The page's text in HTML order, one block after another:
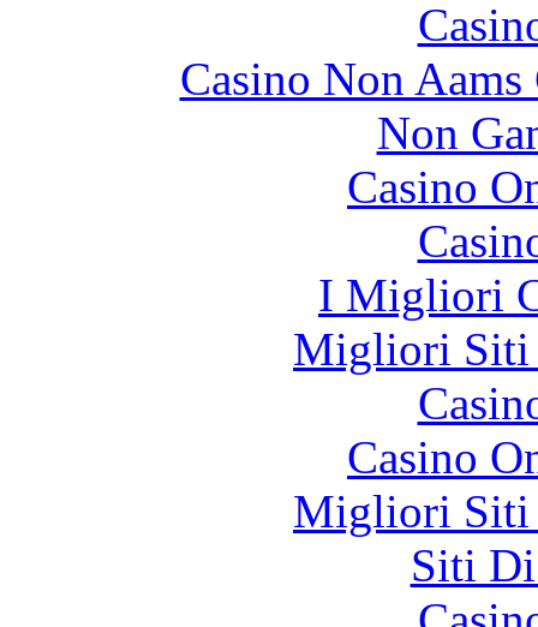
Casino Non
Non
Casino
I Migliori
Migliori Siti
Casino
Migliori Siti
Siti Di